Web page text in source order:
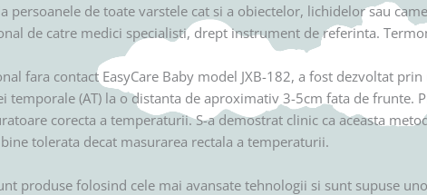
persoanele de toate varstele cat si a obiectelor, lichidelor sau
de catre medici specialisti, drept instrument de referinta.
fara contact EasyCare Baby model JXB-182, a fost dezvoltat
(AT) la o distanta de aproximativ 3-5cm fata de frunte.
corecta a temperaturii. S-a demostrat clinic ca aceasta
tolerata decat masurarea rectala a temperaturii.
produse folosind cele mai avansate tehnologii si sunt supuse